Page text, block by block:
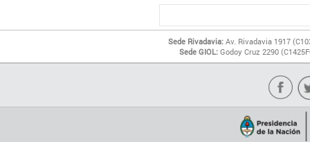
Sede Rivadavia: Av. Rivadavia 1917
Sede GIOL: Godoy Cruz 2290